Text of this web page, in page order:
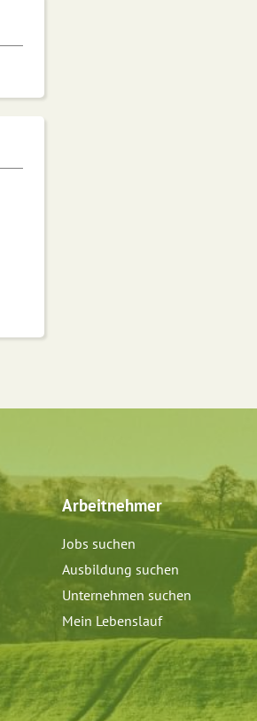
Arbeitnehmer
Jobs suchen
Ausbildung suchen
Unternehmen suchen
Mein Lebenslauf